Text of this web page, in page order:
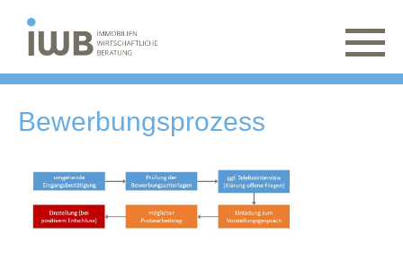
Bewerbungsprozess